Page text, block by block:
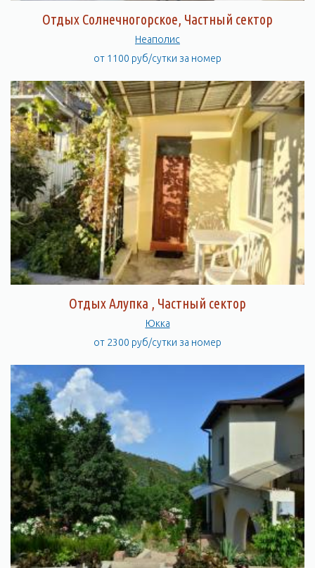
Отдых Солнечногорское, Частный сектор
Неаполис
от 1100 руб/сутки за номер
Отдых Алупка , Частный сектор
Юкка
от 2300 руб/сутки за номер